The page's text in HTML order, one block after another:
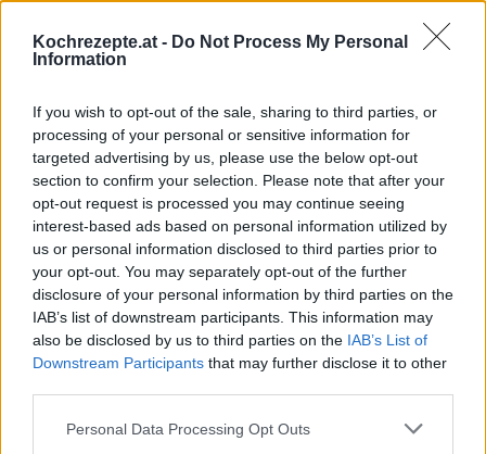
Kochrezepte.at - Do Not Process My Personal
Information
If you wish to opt-out of the sale, sharing to third parties, or
processing of your personal or sensitive information for
targeted advertising by us, please use the below opt-out
section to confirm your selection. Please note that after your
opt-out request is processed you may continue seeing
interest-based ads based on personal information utilized by
us or personal information disclosed to third parties prior to
your opt-out. You may separately opt-out of the further
disclosure of your personal information by third parties on the
IAB’s list of downstream participants. This information may
also be disclosed by us to third parties on the IAB’s List of
Downstream Participants that may further disclose it to other
Personal Data Processing Opt Outs
Erbsenrisotto
Pilzrisotto
Risotto mit Erbsen
Leicht
Spinat-Risotto
Leicht
Räucherlachs-Risotto